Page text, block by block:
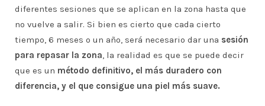
diferentes sesiones que se aplican en la zona hasta que
no vuelve a salir. Si bien es cierto que cada cierto
tiempo, 6 meses o un año, será necesario dar una sesión
para repasar la zona, la realidad es que se puede decir
que es un método definitivo, el más duradero con
diferencia, y el que consigue una piel más suave.